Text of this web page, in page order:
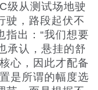
级从测试场地驶
驶，路段起伏不
指出：“我们想要
承认，悬挂的舒
心，因此才配备
是所谓的幅度选